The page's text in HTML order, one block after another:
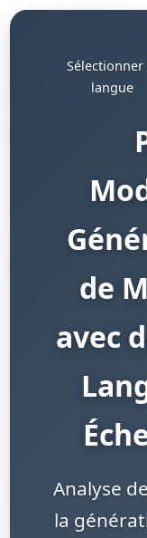
Sélectionner
langue
de
avec
Analyse
la